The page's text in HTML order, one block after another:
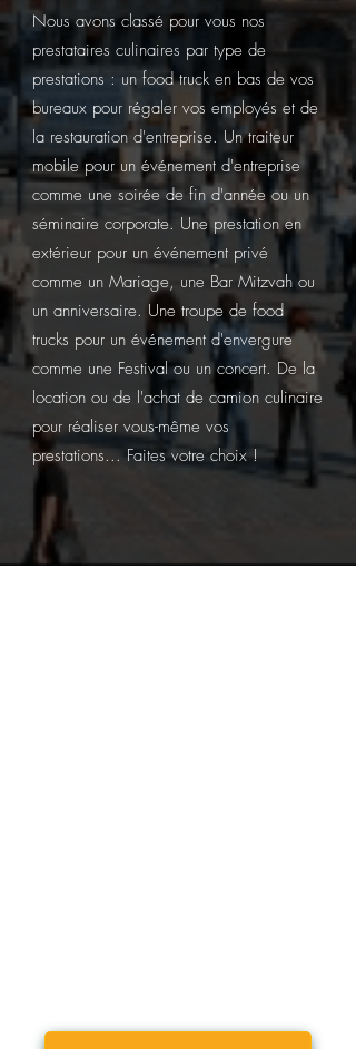
Nous avons classé pour vous nos
prestataires culinaires par type de
prestations : un food truck en bas de vos
bureaux pour régaler vos employés et de
la restauration d'entreprise. Un traiteur
mobile pour un événement d'entreprise
comme une soirée de fin d'année ou un
séminaire corporate. Une prestation en
extérieur pour un événement privé
comme un Mariage, une Bar Mitzvah ou
un anniversaire. Une troupe de food
trucks pour un événement d'envergure
comme une Festival ou un concert. De la
location ou de l'achat de camion culinaire
pour réaliser vous-même vos
prestations... Faites votre choix !